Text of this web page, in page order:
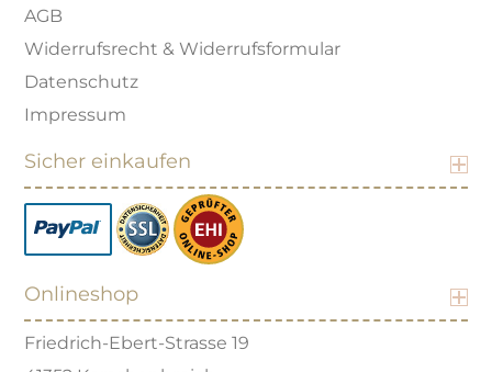
AGB
Widerrufsrecht & Widerrufsformular
Datenschutz
Impressum
Sicher einkaufen
Onlineshop
Friedrich-Ebert-Strasse 19